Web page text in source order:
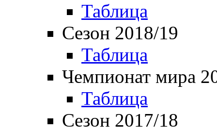
Таблица
Сезон 2018/19
Таблица
Чемпионат мира
Таблица
Сезон 2017/18